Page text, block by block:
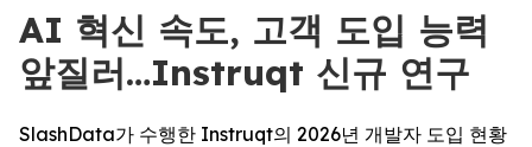
AI 혁신 속도, 고객 도입 능력
앞질러…Instruqt 신규 연구
SlashData가 수행한 Instruqt의 2026년 개발자 도입 현황